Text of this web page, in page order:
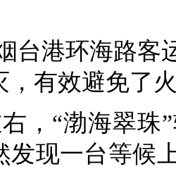
台港环海路客
，有效避免了
右，“渤海翠
发现一台等候